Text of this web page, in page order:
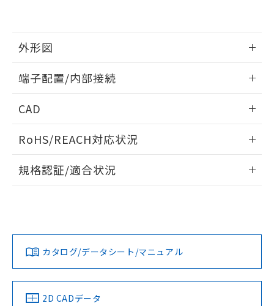
外形図
外形図
端子配置/内部接続
端子配置/内部接続
CAD
ドすることができます。
ログイン/会員登録
ダウンロードデータをご利用いただく前に、以下を必ずお読
みください。
ソフトウェアの使用条件
RoHS/REACH対応状況
EU RoHS 注意事項・凡例
対応済み
中国 RoHS 注意事項・凡例
規格認証/適合状況
LR型式承認
（イギリス
船舶規格）
DNV型式承認
（ノルウェー
BV型式承認
（フランス
KR型式
（韓国
カタログ/データシート/マニュアル
2D CADデータ
物質の対応では、対応完了までの期間は出
荷製品に未対応品が混在することから備考
欄に対応日を記載しておりました。
既に当社にて対応品への在庫切替を完了
す。